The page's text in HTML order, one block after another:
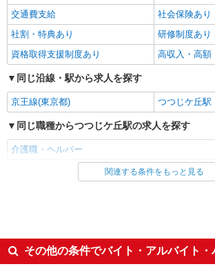
交通費支給
社会保険あり
社割・特典あり
研修制度あり
資格取得支援制度あり
高収入・高額
同じ沿線・駅から求人を探す
京王線(東京都) つつじケ丘駅
同じ職種からつつじケ丘駅の求人を探す
介護職・ヘルパー
同じ雇用形態からつつじケ丘駅の求人を探す
同じ特徴からつつじケ丘駅の求人を探す
入社日応相談
履歴書不要
関連する条件をもっと見る
その他の条件でバイト・アルバイト